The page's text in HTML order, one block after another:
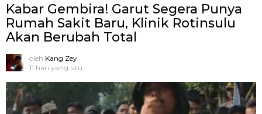
Kabar Gembira! Garut Segera Punya
Rumah Sakit Baru, Klinik Rotinsulu
Akan Berubah Total
oleh Kang Zey
11 hari yang lalu